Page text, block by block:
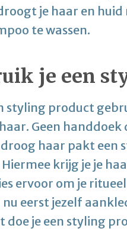
je haar en huid
te wassen.
je een
styling product
Geen
haar pakt een
krijg je je
ervoor om je
nu eerst jezelf
doe je een styling